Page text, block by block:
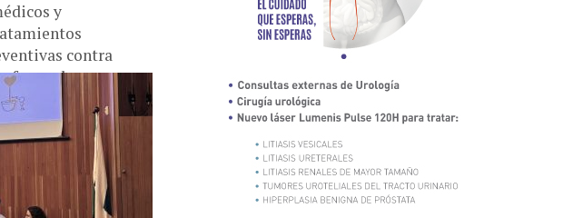
y
contra
la